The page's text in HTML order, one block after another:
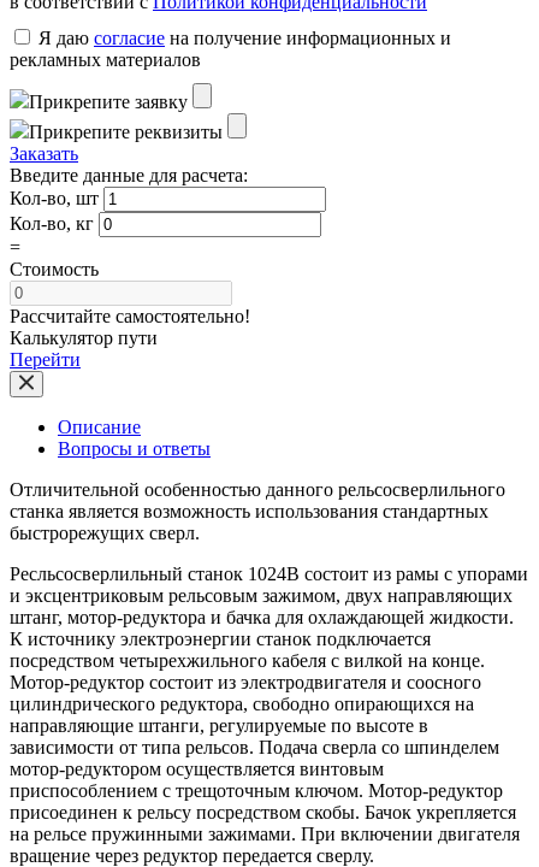
Я даю согласие на получение информационных и
рекламных материалов
Прикрепите заявку
Прикрепите реквизиты
Заказать
Введите данные для расчета:
Кол-во, шт
Кол-во, кг
=
Стоимость
Рассчитайте самостоятельно!
Калькулятор пути
Перейти
Описание
Вопросы и ответы
Отличительной особенностью данного рельсосверлильного
станка является возможность использования стандартных
быстрорежущих сверл.
Ресльсосверлильный станок 1024В состоит из рамы с упорами
и эксцентриковым рельсовым зажимом, двух направляющих
штанг, мотор-редуктора и бачка для охлаждающей жидкости.
К источнику электроэнергии станок подключается
посредством четырехжильного кабеля с вилкой на конце.
Мотор-редуктор состоит из электродвигателя и соосного
цилиндрического редуктора, свободно опирающихся на
направляющие штанги, регулируемые по высоте в
зависимости от типа рельсов. Подача сверла со шпинделем
мотор-редуктором осуществляется винтовым
приспособлением с трещоточным ключом. Мотор-редуктор
присоединен к рельсу посредством скобы. Бачок укрепляется
на рельсе пружинными зажимами. При включении двигателя
вращение через редуктор передается сверлу.